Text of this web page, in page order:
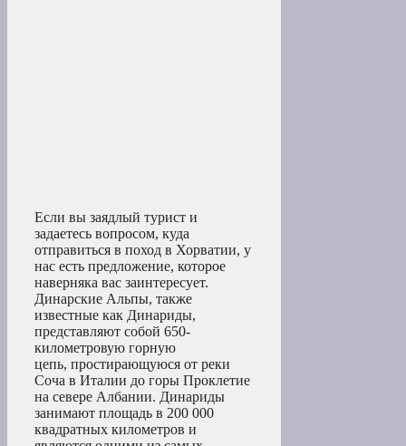
Если вы заядлый турист и
задаетесь вопросом, куда
отправиться в поход в Хорватии, у
нас есть предложение, которое
наверняка вас заинтересует.
Динарские Альпы, также
известные как Динариды,
представляют собой 650-
километровую горную
цепь, простирающуюся от реки
Соча в Италии до горы Проклетие
на севере Албании. Динариды
занимают площадь в 200 000
квадратных километров и